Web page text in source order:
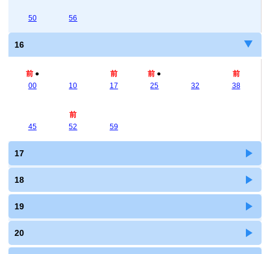
50 56
16
前 ●
00
10
前
17
前 ●
25
32
前
38
45
前
52
59
17
18
19
20